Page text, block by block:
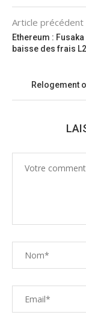
Article précédent
Ethereum :
baisse des frais
Relogement